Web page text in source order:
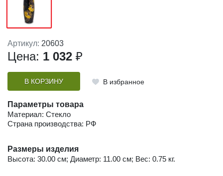
Артикул: 20603
Цена: 1 032 ₽
В КОРЗИНУ В избранное
Параметры товара
Материал: Стекло
Страна производства: РФ
Размеры изделия
Высота: 30.00 см; Диаметр: 11.00 см; Вес: 0.75 кг.